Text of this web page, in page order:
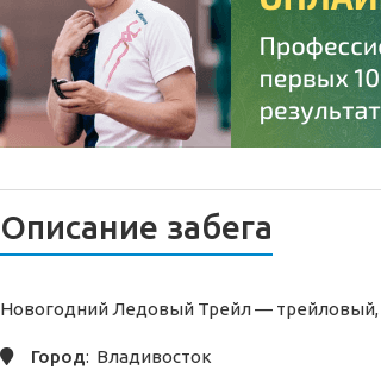
Описание забега
Новогодний Ледовый Трейл — трейловый,
Город: Владивосток